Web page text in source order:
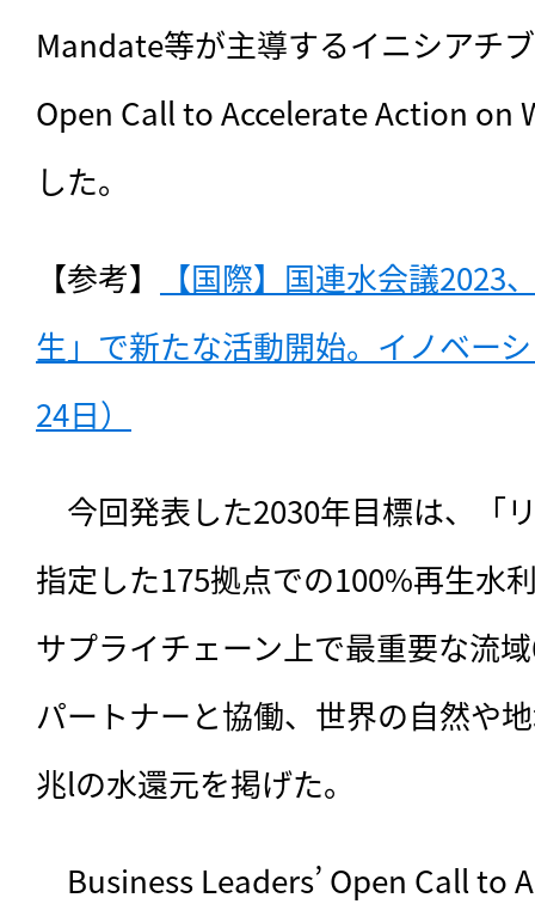
Mandate等が主導するイニシアチ
Open Call to Accelerate Action on
した。
【参考】
【国際】国連水会議2023
生」で新たな活動開始。イノベー
24日）
今回発表した2030年目標は、
「
指定した175拠点での100%再生水
サプライチェーン上で最重要な流
パートナーと協働、世界の自然や
兆lの水還元を掲げた。
Business Leaders’ Open Call to